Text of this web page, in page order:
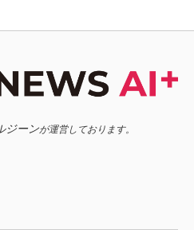
ジーンが運営しております。